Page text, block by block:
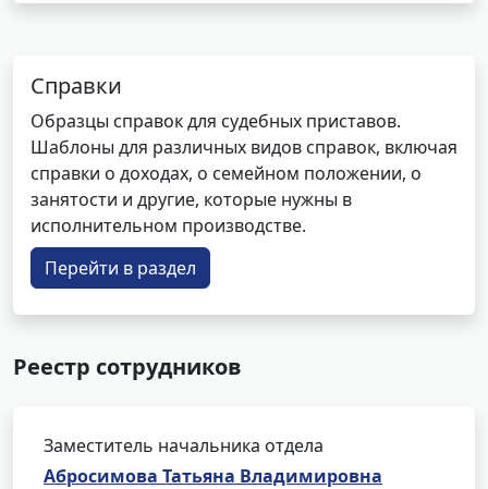
Справки
Образцы справок для судебных приставов.
Шаблоны для различных видов справок, включая
справки о доходах, о семейном положении, о
занятости и другие, которые нужны в
исполнительном производстве.
Перейти в раздел
Реестр сотрудников
Заместитель начальника отдела
Абросимова Татьяна Владимировна